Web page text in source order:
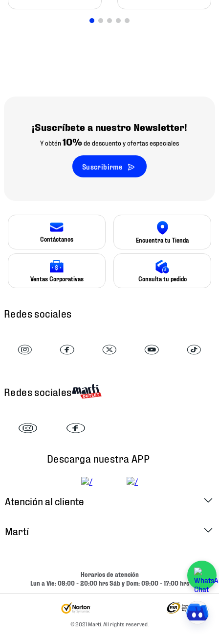
¡Suscríbete a nuestro Newsletter!
Y obtén10% de descuento y ofertas especiales
Suscribirme
Contáctanos Encuentra tu Tienda
Ventas Corporativas Consulta tu pedido
Redes sociales
Redes sociales
Descarga nuestra APP
Atención al cliente
Cambios y Devoluciones
Condiciones de Entrega
Martí
Términos y Condiciones
Horarios de atención
Lun a Vie: 08:00 - 20:00 hrs Sáb y Dom: 09:00 - 17:00 hrs
© 2021 Martí. All rights reserved.